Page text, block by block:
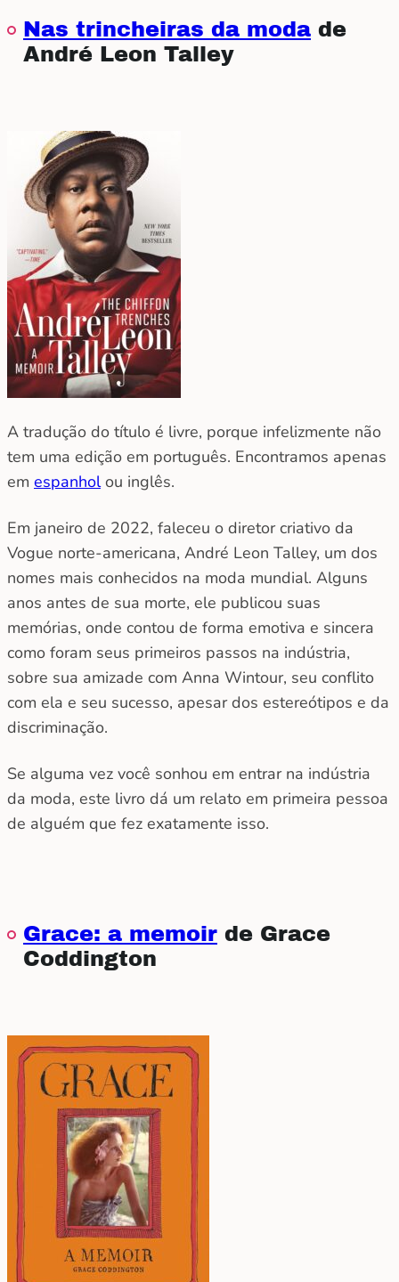
Nas trincheiras da moda de
André Leon Talley
A tradução do título é livre, porque infelizmente não
tem uma edição em português. Encontramos apenas
em espanholou inglês.
Em janeiro de 2022, faleceu o diretor criativo da
Vogue norte-americana, André Leon Talley, um dos
nomes mais conhecidos na moda mundial. Alguns
anos antes de sua morte, ele publicou suas
memórias, onde contou de forma emotiva e sincera
como foram seus primeiros passos na indústria,
sobre sua amizade com Anna Wintour, seu conflito
com ela e seu sucesso, apesar dos estereótipos e da
discriminação.
Se alguma vez você sonhou em entrar na indústria
da moda, este livro dá um relato em primeira pessoa
de alguém que fez exatamente isso.
Grace: a memoir de Grace
Coddington